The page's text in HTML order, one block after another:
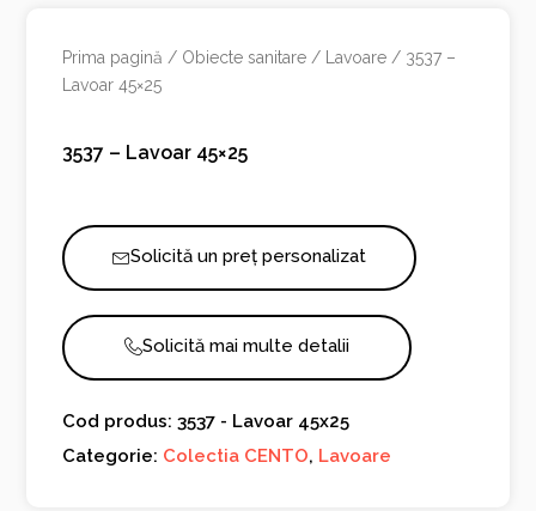
Prima pagină / Obiecte sanitare / Lavoare / 3537 –
Lavoar 45×25
3537 – Lavoar 45×25
Solicită un preț personalizat
Solicită mai multe detalii
Cod produs: 3537 - Lavoar 45x25
Categorie: Colectia CENTO, Lavoare